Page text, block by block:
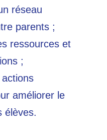
réseau
parents ;
ressources et
;
améliorer le
élèves.